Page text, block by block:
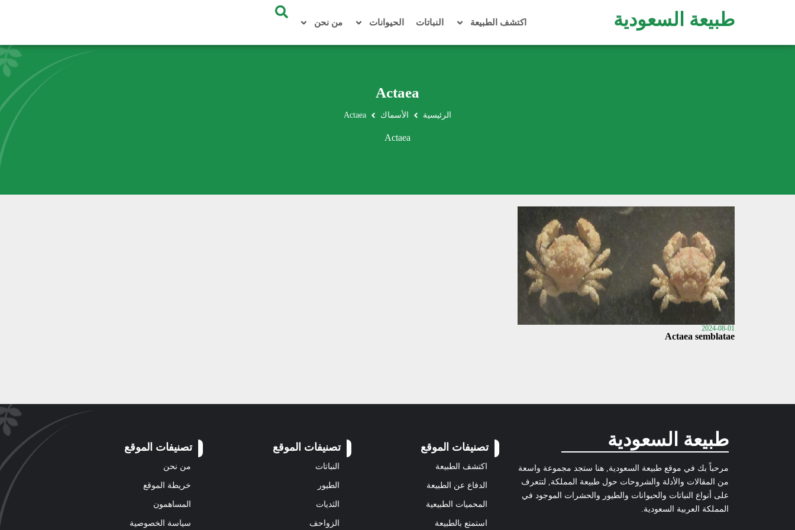
طبيعة السعودية اكتشف الطبيعة النباتات الحيوانات من نحن
Actaea
الرئيسية الأسماك Actaea
Actaea
2024-08-01
Actaea semblatae
طبيعة السعودية
مرحباً بك في موقع طبيعة السعودية, هنا ستجد مجموعة واسعة
من المقالات والأدلة والشروحات حول طبيعة المملكة, لتتعرف
على أنواع النباتات والحيوانات والطيور والحشرات الموجود في
المملكة العربية السعودية.
تصنيفات الموقع
اكتشف الطبيعة
الدفاع عن الطبيعة
المحميات الطبيعية
استمتع بالطبيعة
تصنيفات الموقع
النباتات
الطيور
الثديات
الزواحف
تصنيفات الموقع
من نحن
خريطة الموقع
المساهمون
سياسة الخصوصية